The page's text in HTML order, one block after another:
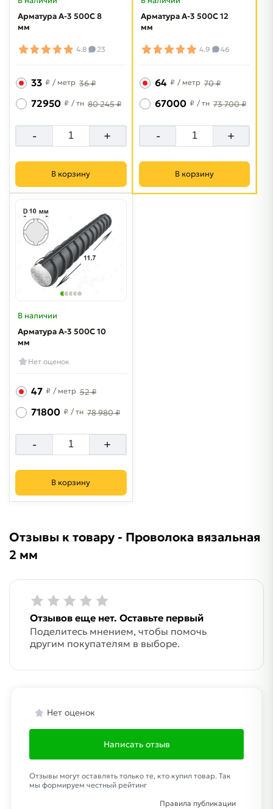
Арматура A-3 500C 8
мм
4.8 23
33 ₽ / метр 36 ₽
72950 ₽ / тн 80 245 ₽
- +
В корзину
Арматура A-3 500C 12
мм
4.9 46
64 ₽ / метр 70 ₽
67000 ₽ / тн 73 700 ₽
- +
В корзину
В наличии
Арматура A-3 500C 10
мм
Нет оценок
47 ₽ / метр 52 ₽
71800 ₽ / тн 78 980 ₽
- +
В корзину
Отзывы к товару - Проволока вязальная
2 мм
Отзывов еще нет. Оставьте первый
Поделитесь мнением, чтобы помочь
другим покупателям в выборе.
Нет оценок
Написать отзыв
Отзывы могут оставлять только те, кто купил товар. Так
мы формируем честный рейтинг
Правила публикации